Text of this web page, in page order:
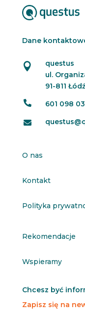
Dane

questus
ul.
91-811 Łódź
 601 098

O nas
Kontakt
Polityka
Rekomendacje
Wspieramy
Chcesz być
Zapisz się na